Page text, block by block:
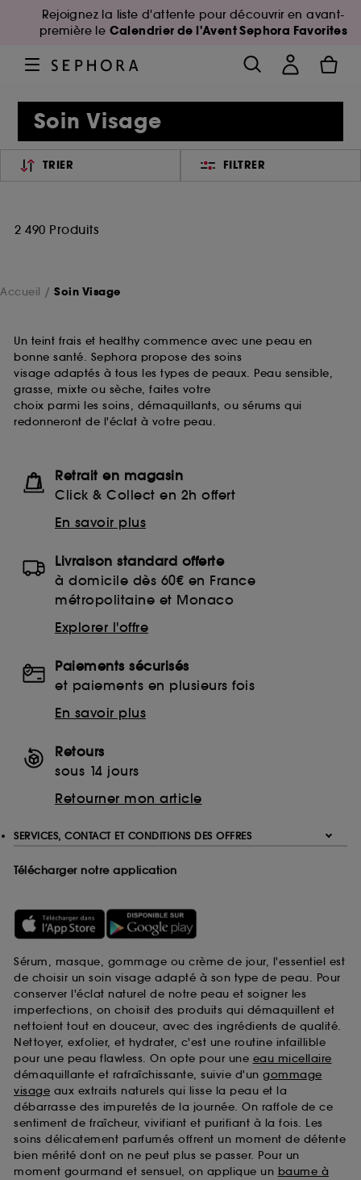
Rejoignez la liste d'attente pour découvrir en avant-
première le Calendrier de l'Avent Sephora Favorites
Soin Visage
TRIER FILTRER
2 490 Produits
Accueil Soin Visage
Un teint frais et healthy commence avec une peau en
bonne santé. Sephora propose des soins
visage adaptés à tous les types de peaux. Peau sensible,
grasse, mixte ou sèche, faites votre
choix parmi les soins, démaquillants, ou sérums qui
redonneront de l'éclat à votre peau.
Retrait en magasin
Click & Collect en 2h offert
En savoir plus
Livraison standard offerte
à domicile dès 60€ en France
métropolitaine et Monaco
Explorer l'offre
Paiements sécurisés
et paiements en plusieurs fois
En savoir plus
Retours
sous 14 jours
Retourner mon article
SERVICES, CONTACT ET CONDITIONS DES OFFRES
Télécharger notre application
Sérum, masque, gommage ou crème de jour, l'essentiel est
de choisir un soin visage adapté à son type de peau. Pour
conserver l'éclat naturel de notre peau et soigner les
imperfections, on choisit des produits qui démaquillent et
nettoient tout en douceur, avec des ingrédients de qualité.
Nettoyer, exfolier, et hydrater, c'est une routine infaillible
pour une peau flawless. On opte pour une eau micellaire
démaquillante et rafraîchissante, suivie d'un gommage
visage aux extraits naturels qui lisse la peau et la
débarrasse des impuretés de la journée. On raffole de ce
sentiment de fraîcheur, vivifiant et purifiant à la fois. Les
soins délicatement parfumés offrent un moment de détente
bien mérité dont on ne peut plus se passer. Pour un
moment gourmand et sensuel, on applique un baume à